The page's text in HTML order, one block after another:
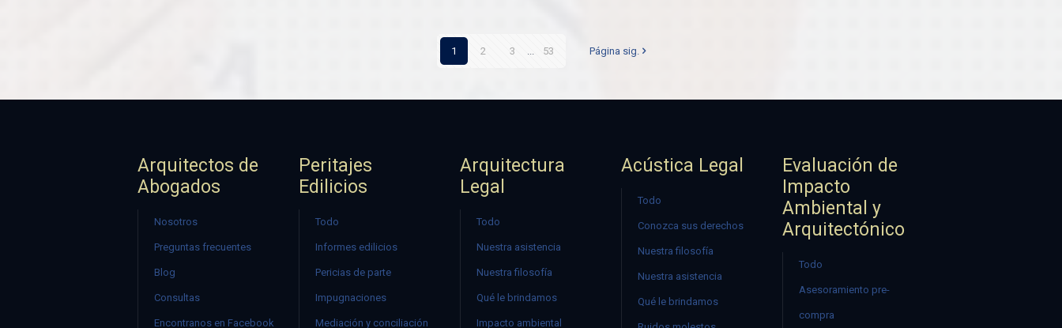
1 2 3 ... 53 Página sig.
Arquitectos de
Abogados
Nosotros
Preguntas frecuentes
Blog
Consultas
Encontranos en Facebook
Peritajes
Edilicios
Todo
Informes edilicios
Pericias de parte
Impugnaciones
Mediación y conciliación
Arquitectura
Legal
Todo
Nuestra asistencia
Nuestra filosofía
Qué le brindamos
Impacto ambiental
Acústica Legal
Todo
Conozca sus derechos
Nuestra filosofía
Nuestra asistencia
Qué le brindamos
Evaluación de
Impacto
Ambiental y
Arquitectónico
Todo
Asesoramiento pre-
compra